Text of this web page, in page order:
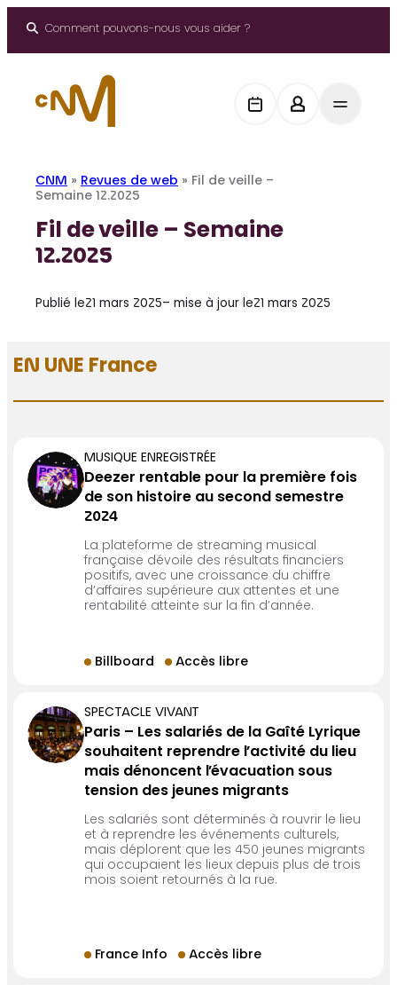
Comment pouvons-nous vous aider ?
CNM » Revues de web » Fil de veille –
Semaine 12.2025
Fil de veille – Semaine
12.2025
Publié le21 mars 2025– mise à jour le21 mars 2025
EN UNE France
MUSIQUE ENREGISTRÉE
Deezer rentable pour la première fois
de son histoire au second semestre
2024
La plateforme de streaming musical
française dévoile des résultats financiers
positifs, avec une croissance du chiffre
d’affaires supérieure aux attentes et une
rentabilité atteinte sur la fin d’année.
Billboard Accès libre
SPECTACLE VIVANT
Paris – Les salariés de la Gaîté Lyrique
souhaitent reprendre l’activité du lieu
mais dénoncent l’évacuation sous
tension des jeunes migrants
Les salariés sont déterminés à rouvrir le lieu
et à reprendre les événements culturels,
mais déplorent que les 450 jeunes migrants
qui occupaient les lieux depuis plus de trois
mois soient retournés à la rue.
France Info Accès libre